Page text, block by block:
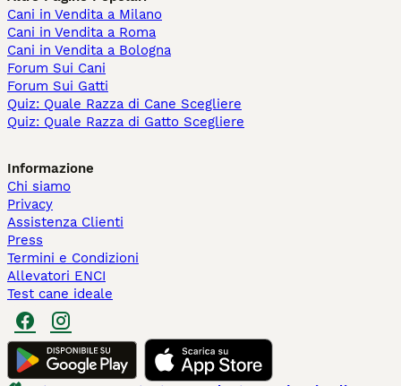
Cani in Vendita a Milano
Cani in Vendita a Roma
Cani in Vendita a Bologna
Forum Sui Cani
Forum Sui Gatti
Quiz: Quale Razza di Cane Scegliere
Quiz: Quale Razza di Gatto Scegliere
Informazione
Chi siamo
Privacy
Assistenza Clienti
Press
Termini e Condizioni
Allevatori ENCI
Test cane ideale